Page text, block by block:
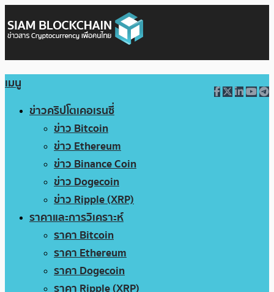
เมนู
ข่าวคริปโตเคอเรนซี่
ข่าว Bitcoin
ข่าว Ethereum
ข่าว Binance Coin
ข่าว Dogecoin
ข่าว Ripple (XRP)
ราคาและการวิเคราะห์
ราคา Bitcoin
ราคา Ethereum
ราคา Dogecoin